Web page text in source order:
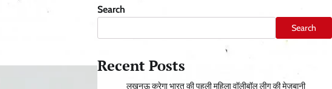
Search
Search
Recent Posts
लखनऊ करेगा भारत की पहली महिला वॉलीबॉल लीग की मेज़बानी